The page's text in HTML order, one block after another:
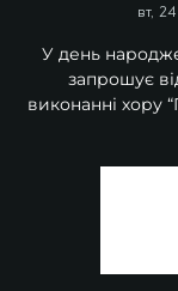
вт, 24
У день
запрошує
виконанні хору